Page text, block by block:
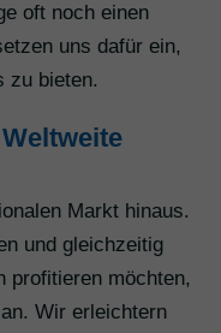
oft noch einen
uns dafür ein,
zu bieten.
Markt hinaus.
und gleichzeitig
profitieren möchten,
an. Wir erleichtern